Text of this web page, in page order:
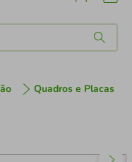
Quadros e Placas